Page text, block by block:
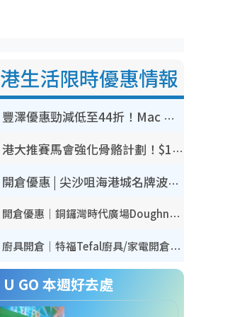
港生活限時優惠情報
豐澤優惠勁減低至44折！Mac mini/iPhone17Pro大減價！廚房家電$220起
港大推賽馬會強化骨骼計劃！$100骨質密度X光檢查 完成免費運動訓練送超市禮券！附參加資格
開倉優惠 | 尖沙咀海港城名牌波鞋開倉低至1折！On鞋$899起／Joy&Peace鞋履$98起
開倉優惠｜銅鑼灣時代廣場Doughnut/Campo Marzio開倉低至1折！背囊、書包、手袋劈價$200起
廚具開倉｜特福Tefal廚具/家電開倉低至3折！$220起買平底鍋/炒鑊/湯煲！電飯煲/吸塵機/燙斗$418起
U GO 本週好去處